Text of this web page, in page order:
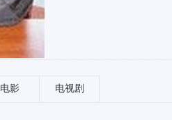
电影 电视剧